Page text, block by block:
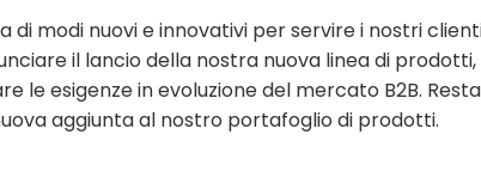
di modi nuovi e innovativi per servire i nostri
il lancio della nostra nuova linea di prodotti,
le esigenze in evoluzione del mercato B2B.
aggiunta al nostro portafoglio di prodotti.